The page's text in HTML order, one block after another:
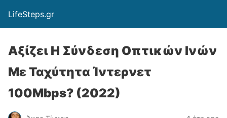
LifeSteps.gr
Αξίζει Η Σύνδεση Οπτικών Ινών
Με Ταχύτητα Ίντερνετ
100Mbps? (2022)